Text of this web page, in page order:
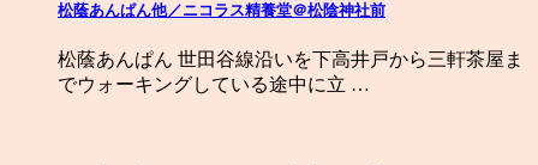
松蔭あんぱん他／ニコラス精養堂＠松陰神社前
松蔭あんぱん 世田谷線沿いを下高井戸から三軒茶屋ま
でウォーキングしている途中に立 …